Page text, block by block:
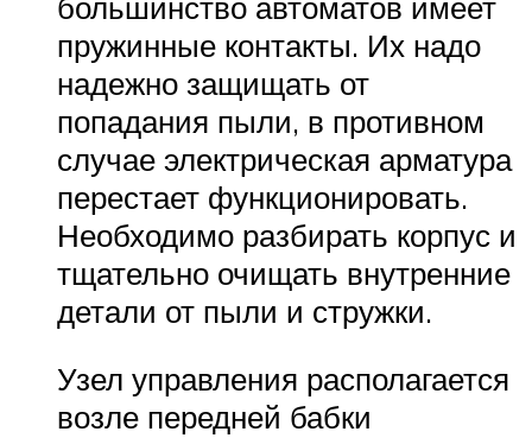
пружинные контакты. Их надо
надежно защищать от
попадания пыли, в противном
случае электрическая арматура
перестает функционировать.
Необходимо разбирать корпус и
тщательно очищать внутренние
детали от пыли и стружки.
Узел управления располагается
возле передней бабки